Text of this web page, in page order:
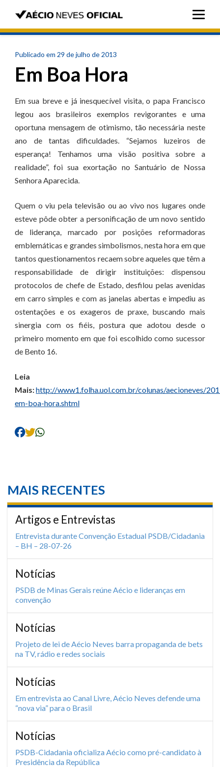
Publicado em 29 de julho de 2013
Em Boa Hora
Em sua breve e já inesquecível visita, o papa Francisco
legou aos brasileiros exemplos revigorantes e uma
oportuna mensagem de otimismo, tão necessária neste
ano de tantas dificuldades. “Sejamos luzeiros de
esperança! Tenhamos uma visão positiva sobre a
realidade”, foi sua exortação no Santuário de Nossa
Senhora Aparecida.
Quem o viu pela televisão ou ao vivo nos lugares onde
esteve pôde obter a personificação de um novo sentido
de liderança, marcado por posições reformadoras
emblemáticas e grandes simbolismos, nesta hora em que
tantos questionamentos recaem sobre aqueles que têm a
responsabilidade de dirigir instituições: dispensou
protocolos de chefe de Estado, desfilou pelas avenidas
em carro simples e com as janelas abertas e impediu as
ostentações e os exageros de praxe, buscando mais
sinergia com os fiéis, postura que adotou desde o
primeiro momento em que foi escolhido como sucessor
de Bento 16.
Leia
Mais:http://www1.folha.uol.com.br/colunas/aecioneves/
em-boa-hora.shtml
MAIS RECENTES
Artigos e Entrevistas
Entrevista durante Convenção Estadual PSDB/Cidadania
– BH – 28-07-26
Notícias
PSDB de Minas Gerais reúne Aécio e lideranças em
convenção
Notícias
Projeto de lei de Aécio Neves barra propaganda de bets
na TV, rádio e redes sociais
Notícias
Em entrevista ao Canal Livre, Aécio Neves defende uma
“nova via” para o Brasil
Notícias
PSDB-Cidadania oficializa Aécio como pré-candidato à
Presidência da República